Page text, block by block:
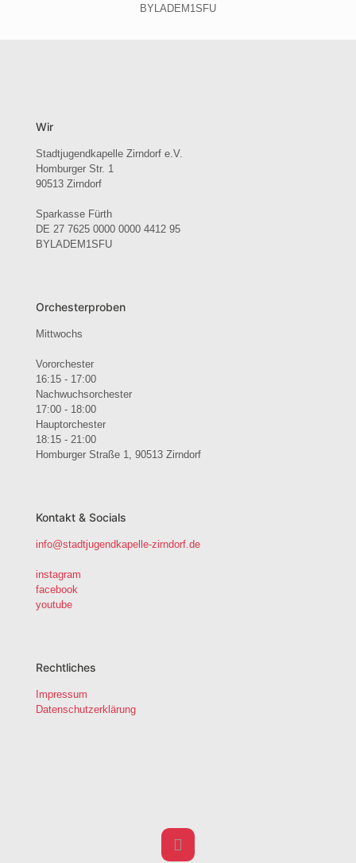
BYLADEM1SFU
Wir
Stadtjugendkapelle Zirndorf e.V.
Homburger Str. 1
90513 Zirndorf
Sparkasse Fürth
DE 27 7625 0000 0000 4412 95
BYLADEM1SFU
Orchesterproben
Mittwochs
Vororchester
16:15 - 17:00
Nachwuchsorchester
17:00 - 18:00
Hauptorchester
18:15 - 21:00
Homburger Straße 1, 90513 Zirndorf
Kontakt & Socials
info@stadtjugendkapelle-zirndorf.de
instagram
facebook
youtube
Rechtliches
Impressum
Datenschutzerklärung